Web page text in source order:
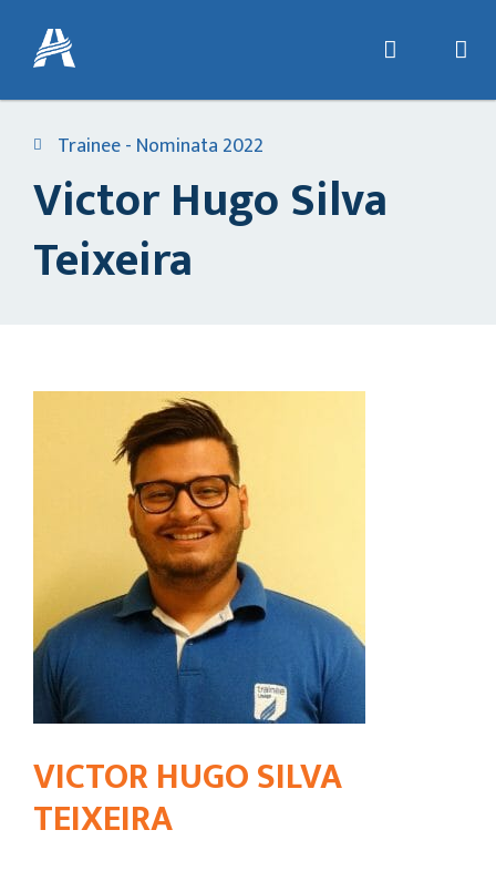
Trainee - Nominata 2022
Victor Hugo Silva
Teixeira
VICTOR HUGO SILVA
TEIXEIRA